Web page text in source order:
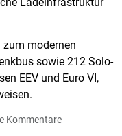
zum modernen
sowie 212 Solo-
EEV und Euro VI,
Kommentare